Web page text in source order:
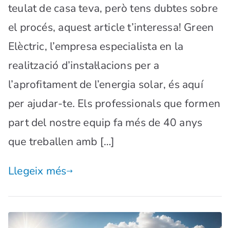
teulat de casa teva, però tens dubtes sobre
el procés, aquest article t’interessa! Green
Elèctric, l’empresa especialista en la
realització d’instal·lacions per a
l’aprofitament de l’energia solar, és aquí
per ajudar-te. Els professionals que formen
part del nostre equip fa més de 40 anys
que treballen amb […]
Llegeix més